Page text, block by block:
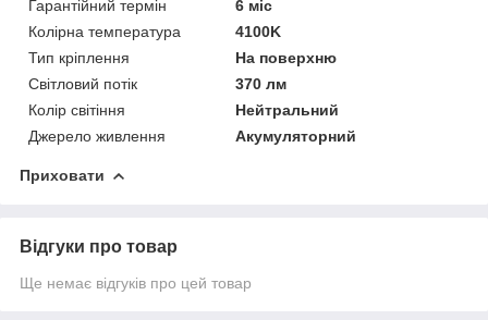
Гарантійний термін
6 міс
Колірна температура
4100K
Тип кріплення
На поверхню
Світловий потік
370 лм
Колір світіння
Нейтральний
Джерело живлення
Акумуляторний
Приховати
Відгуки про товар
Ще немає відгуків про цей товар